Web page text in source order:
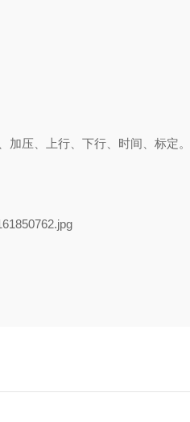
压、上行、下行、时间、标定